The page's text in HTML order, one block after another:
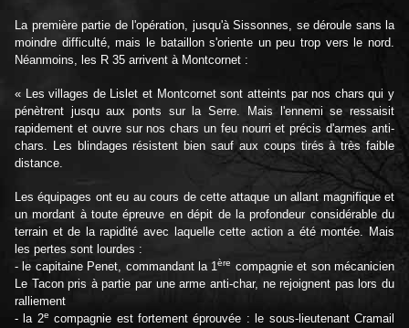
La première partie de l'opération, jusqu'à Sissonnes, se déroule sans la
moindre difficulté, mais le bataillon s'oriente un peu trop vers le nord.
Néanmoins, les R 35 arrivent à Montcornet :
« Les villages de Lislet et Montcornet sont atteints par nos chars qui y
pénètrent jusqu aux ponts sur la Serre. Mais l'ennemi se ressaisit
rapidement et ouvre sur nos chars un feu nourri et précis d'armes anti-
chars. Les blindages résistent bien sauf aux coups tirés à très faible
distance.
Les équipages ont eu au cours de cette attaque un allant magnifique et
un mordant à toute épreuve en dépit de la profondeur considérable du
terrain et de la rapidité avec laquelle cette action a été montée. Mais
les pertes sont lourdes :
- le capitaine Penet, commandant la 1ère compagnie et son mécanicien
Le Tacon pris à partie par une arme anti-char, ne rejoignent pas lors du
ralliement
- la 2e compagnie est fortement éprouvée : le sous-lieutenant Cramail